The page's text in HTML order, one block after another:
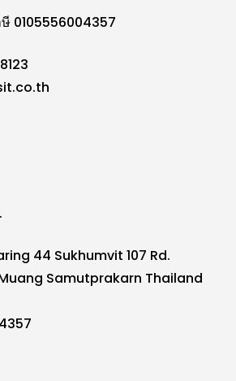
ษี 0105556004357
44 Sukhumvit 107 Rd.
Samutprakarn Thailand